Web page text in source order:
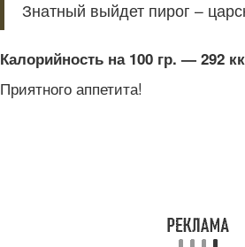
Знатный выйдет пирог –
Калорийность на 100 гр. — 292
Приятного аппетита!